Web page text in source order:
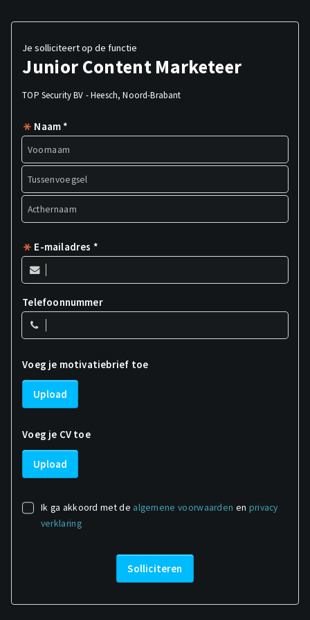
Je solliciteert op de functie
Junior Content Marketeer
TOP Security BV - Heesch, Noord-Brabant
Naam *
E-mailadres *
Telefoonnummer
Voeg je motivatiebrief toe
Upload
Voeg je CV toe
Upload
Ik ga akkoord met de algemene voorwaarden en privacy
verklaring
Solliciteren